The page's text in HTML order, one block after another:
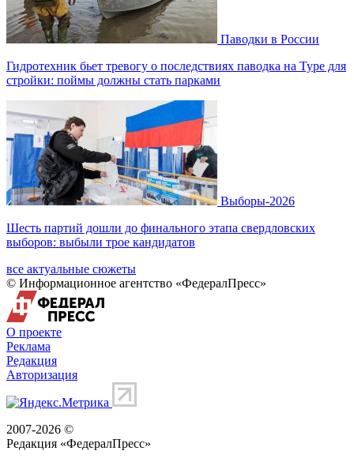
Паводки в России
Гидротехник бьет тревогу о последствиях паводка на Туре для
стройки: поймы должны стать парками
Выборы-2026
Шесть партий дошли до финального этапа свердловских
выборов: выбыли трое кандидатов
все актуальные сюжеты
© Информационное агентство «ФедералПресс»
О проекте
Реклама
Редакция
Авторизация
2007-2026 ©
Редакция «ФедералПресс»